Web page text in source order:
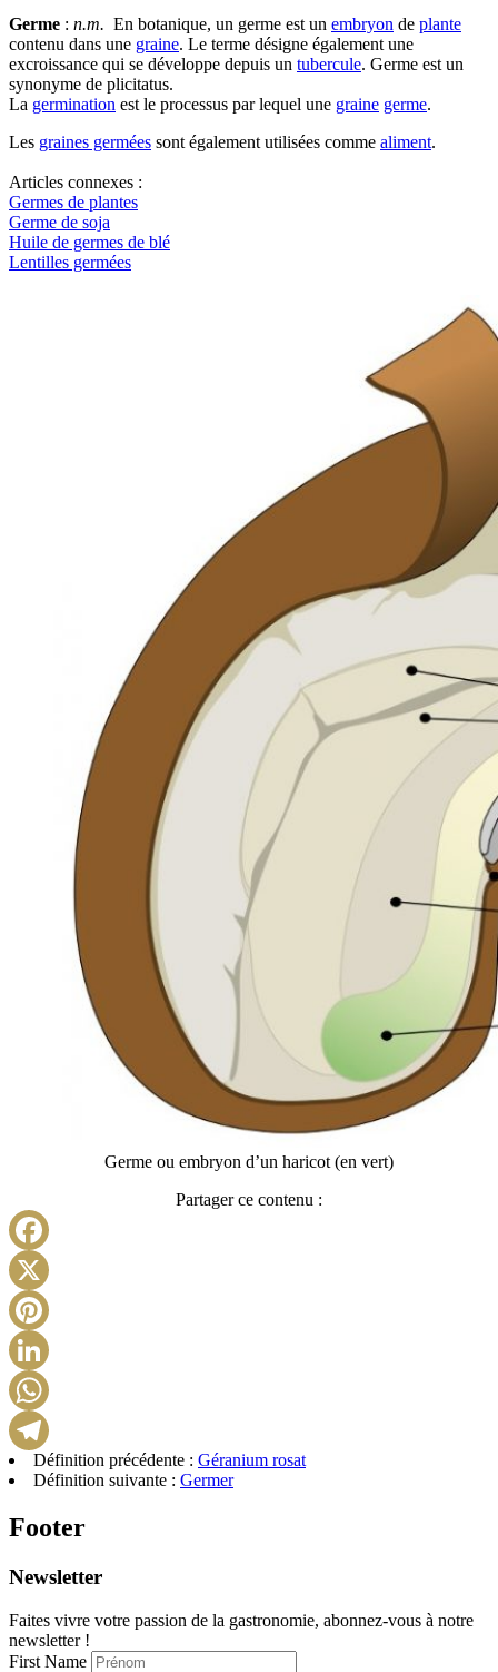
Germe : n.m. En botanique, un germe est un embryon de plante
contenu dans une graine. Le terme désigne également une
excroissance qui se développe depuis un tubercule. Germe est un
synonyme de plicitatus.
La germination est le processus par lequel une graine germe.
Les graines germées sont également utilisées comme aliment.
Articles connexes :
Germes de plantes
Germe de soja
Huile de germes de blé
Lentilles germées
Germe ou embryon d’un haricot (en vert)
Partager ce contenu :
Telegram
Définition précédente : Géranium rosat
Définition suivante : Germer
Footer
Newsletter
Faites vivre votre passion de la gastronomie, abonnez-vous à notre
newsletter !
First Name